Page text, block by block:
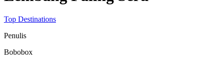
Top Destinations
Penulis
Bobobox